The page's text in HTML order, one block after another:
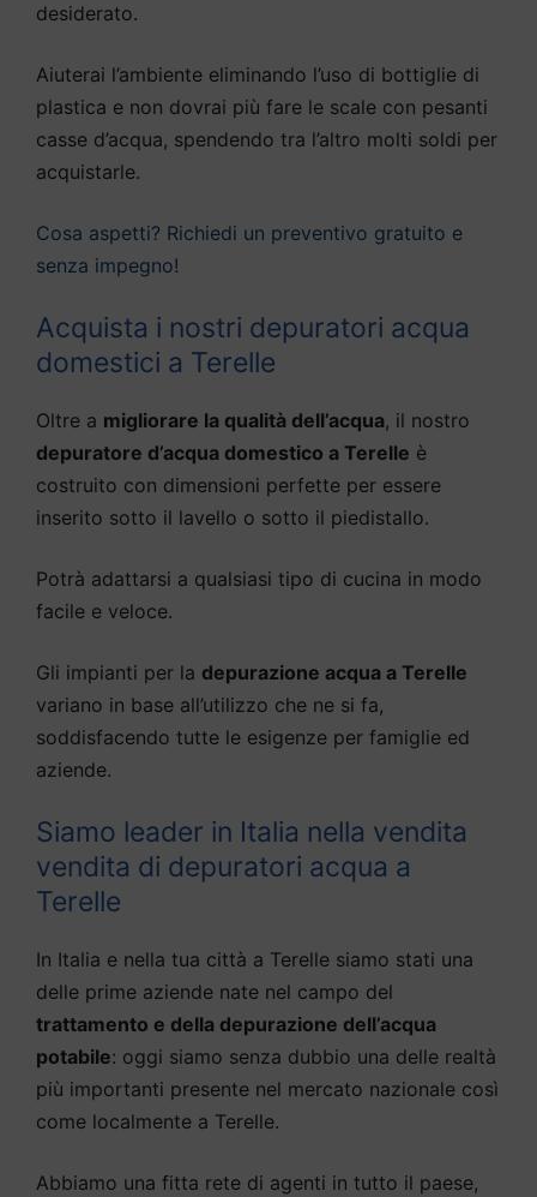
desiderato.
Aiuterai l’ambiente eliminando l’uso di bottiglie di
plastica e non dovrai più fare le scale con pesanti
casse d’acqua, spendendo tra l’altro molti soldi per
acquistarle.
Cosa aspetti? Richiedi un preventivo gratuito e
senza impegno!
Acquista i nostri depuratori acqua
domestici a Terelle
Oltre a migliorare la qualità dell’acqua, il nostro
depuratore d’acqua domestico a Terelle è
costruito con dimensioni perfette per essere
inserito sotto il lavello o sotto il piedistallo.
Potrà adattarsi a qualsiasi tipo di cucina in modo
facile e veloce.
Gli impianti per la depurazione acqua a Terelle
variano in base all’utilizzo che ne si fa,
soddisfacendo tutte le esigenze per famiglie ed
aziende.
Siamo leader in Italia nella vendita
vendita di depuratori acqua a
Terelle
In Italia e nella tua città a Terelle siamo stati una
delle prime aziende nate nel campo del
trattamento e della depurazione dell’acqua
potabile: oggi siamo senza dubbio una delle realtà
più importanti presente nel mercato nazionale così
come localmente a Terelle.
Abbiamo una fitta rete di agenti in tutto il paese,